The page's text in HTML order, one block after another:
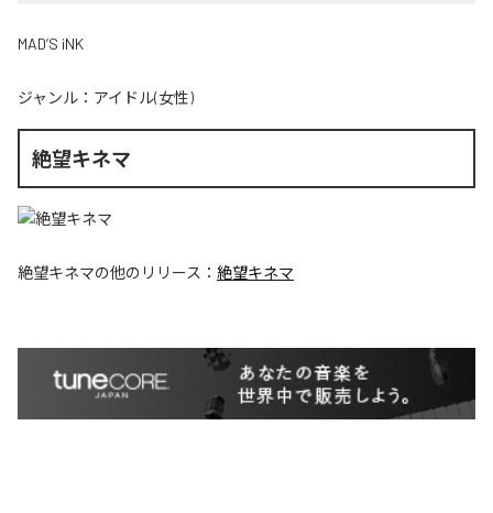
MAD’S iNK
ジャンル： アイドル(女性)
絶望キネマ
絶望キネマの他のリリース： 絶望キネマ